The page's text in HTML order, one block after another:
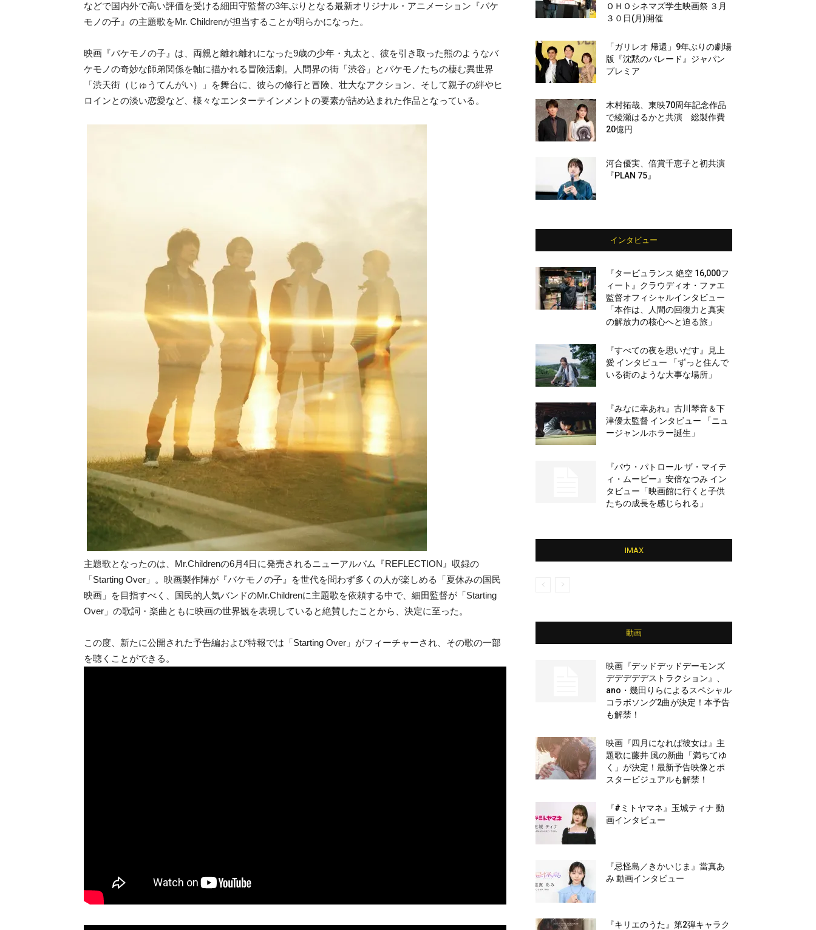
などで国内外で高い評価を受ける細田守監督の3年ぶりとなる最新オリジナル・アニメーション『バケ
モノの子』の主題歌をMr. Childrenが担当することが明らかになった。
映画『バケモノの子』は、両親と離れ離れになった9歳の少年・丸太と、彼を引き取った熊のようなバ
ケモノの奇妙な師弟関係を軸に描かれる冒険活劇。人間界の街「渋谷」とバケモノたちの棲む異世界
「渋天街（じゅうてんがい）」を舞台に、彼らの修行と冒険、壮大なアクション、そして親子の絆やヒ
ロインとの淡い恋愛など、様々なエンターテインメントの要素が詰め込まれた作品となっている。
主題歌となったのは、Mr.Childrenの6月4日に発売されるニューアルバム『REFLECTION』収録の
「Starting Over」。映画製作陣が『バケモノの子』を世代を問わず多くの人が楽しめる「夏休みの国民
映画」を目指すべく、国民的人気バンドのMr.Childrenに主題歌を依頼する中で、細田監督が「Starting
Over」の歌詞・楽曲ともに映画の世界観を表現していると絶賛したことから、決定に至った。
この度、新たに公開された予告編および特報では「Starting Over」がフィーチャーされ、その歌の一部
を聴くことができる。
ＯＨＯシネマズ学生映画祭 ３月
３０日(月)開催
「ガリレオ 帰還」9年ぶりの劇場
版『沈黙のパレード』ジャパン
プレミア
木村拓哉、東映70周年記念作品
で綾瀬はるかと共演 総製作費
20億円
河合優実、倍賞千恵子と初共演
『PLAN 75』
インタビュー
『タービュランス 絶空 16,000フ
ィート』クラウディオ・ファエ
監督オフィシャルインタビュー
「本作は、人間の回復力と真実
の解放力の核心へと迫る旅」
『すべての夜を思いだす』見上
愛 インタビュー 「ずっと住んで
いる街のような大事な場所」
『みなに幸あれ』古川琴音＆下
津優太監督 インタビュー 「ニュ
ージャンルホラー誕生」
『パウ・パトロール ザ・マイテ
ィ・ムービー』安倍なつみ イン
タビュー「映画館に行くと子供
たちの成長を感じられる」
IMAX
動画
映画『デッドデッドデーモンズ
デデデデデストラクション』、
ano・幾田りらによるスペシャル
コラボソング2曲が決定！本予告
も解禁！
映画『四月になれば彼女は』主
題歌に藤井 風の新曲「満ちてゆ
く」が決定！最新予告映像とポ
スタービジュアルも解禁！
『#ミトヤマネ』玉城ティナ 動
画インタビュー
『忌怪島／きかいじま』當真あ
み 動画インタビュー
『キリエのうた』第2弾キャラク